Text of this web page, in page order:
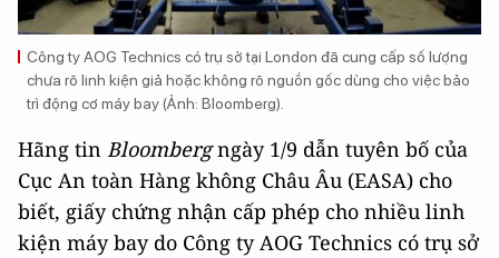
Công ty AOG Technics có trụ sở tại London đã cung cấp số lượng
chưa rõ linh kiện giả hoặc không rõ nguồn gốc dùng cho việc bảo
trì động cơ máy bay (Ảnh: Bloomberg).
Hãng tin Bloombergngày 1/9 dẫn tuyên bố của
Cục An toàn Hàng không Châu Âu (EASA) cho
biết, giấy chứng nhận cấp phép cho nhiều linh
kiện máy bay do Công ty AOG Technics có trụ sở